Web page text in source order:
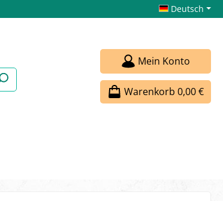
Deutsch
Mein Konto
Warenkorb 0,00 €